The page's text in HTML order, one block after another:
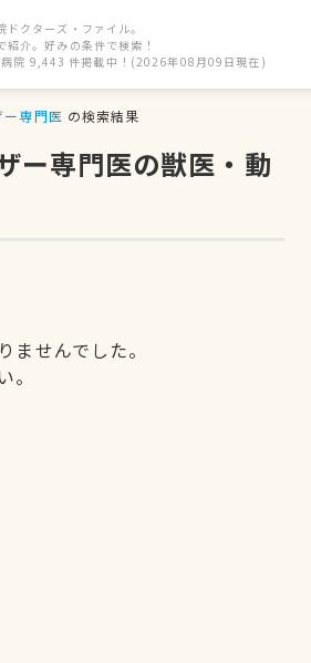
クターズ・ファイル。
介。好みの条件で検索！
院 9,443 件掲載中！(2026年08月09日現在)
ー専門医 の検索結果
ー専門医の獣医・動
せんでした。